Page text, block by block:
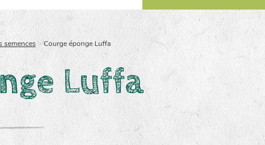
semences>Courge éponge Luffa
Luffa